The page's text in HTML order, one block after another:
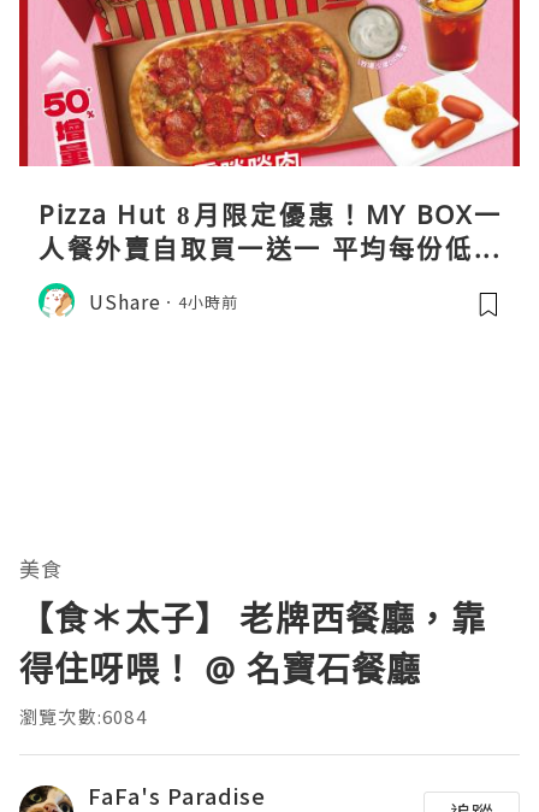
Pizza Hut 8月限定優惠！MY BOX一
人餐外賣自取買一送一 平均每份低至
$31
UShare 4小時前
美食
【食＊太子】 老牌西餐廳，靠
得住呀喂！ @ 名寶石餐廳
瀏覽次數:6084
FaFa's Paradise